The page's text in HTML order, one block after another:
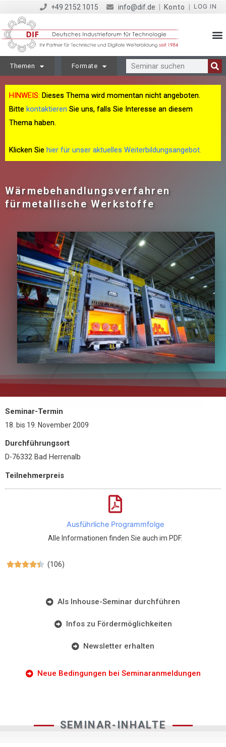
+49 2152 1015 info@dif.de Konto LOG IN
Themen Formate
HINWEIS: Dieses Thema wird momentan nicht angeboten.
Bitte kontaktieren Sie uns, falls Sie Interesse an diesem
Thema haben.
Klicken Sie hier für unser aktuelles Weiterbildungsangebot.
Wärmebehandlungsverfahren
fürmetallische Werkstoffe
Seminar-Termin
18. bis 19. November 2009
Durchführungsort
D-76332 Bad Herrenalb
Teilnehmerpreis
Ausführliche Programmfolge
Alle Informationen finden Sie auch im PDF.
 (106)
Als Inhouse-Seminar durchführen
Infos zu Fördermöglichkeiten
Newsletter erhalten
Neue Bedingungen bei Seminaranmeldungen
SEMINAR-INHALTE